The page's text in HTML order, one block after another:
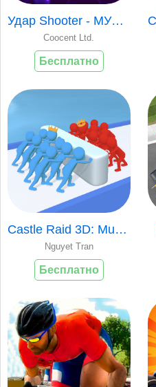
Удар Shooter - МУЗЫКА BEAT
Coocent Ltd.
Бесплатно
Castle Raid 3D: Muscle Race
Nguyet Tran
Бесплатно